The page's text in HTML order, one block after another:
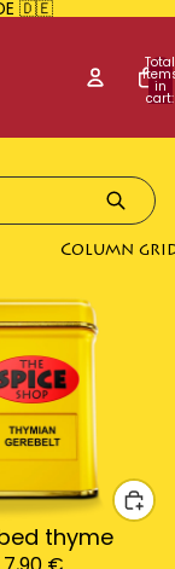
DE 🇩🇪
Total
in
cart:
0
Column
thyme